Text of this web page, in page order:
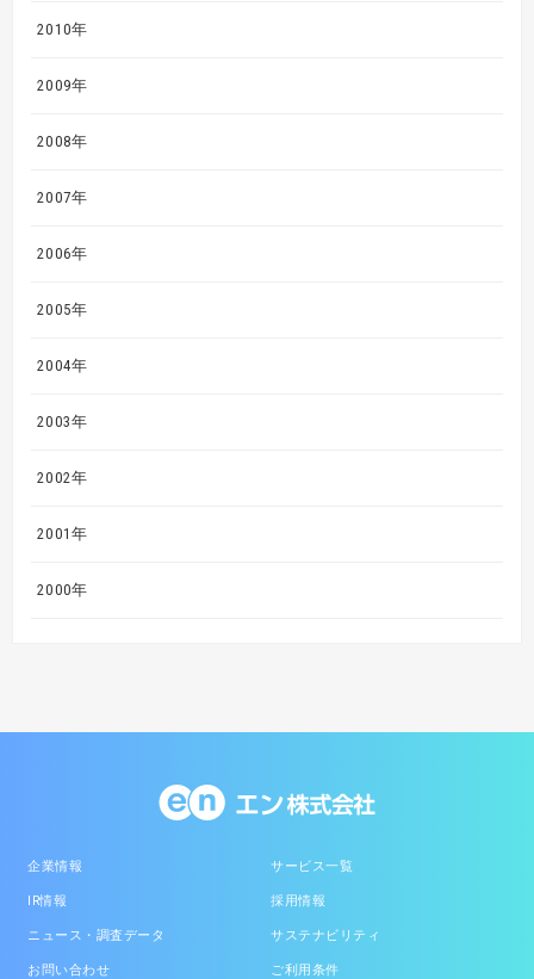
2010年
2009年
2008年
2007年
2006年
2005年
2004年
2003年
2002年
2001年
2000年
企業情報 サービス一覧
IR情報 採用情報
ニュース・調査データ サステナビリティ
お問い合わせ ご利用条件